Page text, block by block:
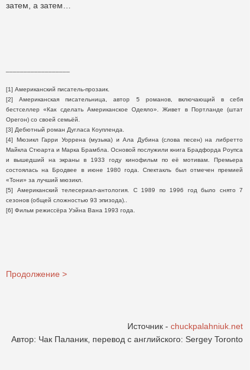
затем, а затем…
[1] Американский писатель-прозаик.
[2] Американская писательница, автор 5 романов, включающий в себя
бестселлер «Как сделать Американское Одеяло». Живет в Портланде (штат
Орегон) со своей семьёй.
[3] Дебютный роман Дугласа Коупленда.
[4] Мюзикл Гарри Уоррена (музыка) и Ала Дубина (слова песен) на либретто
Майкла Стюарта и Марка Брамбла. Основой послужили книга Брадфорда Роупса
и вышедший на экраны в 1933 году кинофильм по её мотивам. Премьера
состоялась на Бродвее в июне 1980 года. Спектакль был отмечен премией
«Тони» за лучший мюзикл.
[5] Американский телесериал-антология. С 1989 по 1996 год было снято 7
сезонов (общей сложностью 93 эпизода)..
[6] Фильм режиссёра Уэйна Вана 1993 года.
Продолжение >
Источник - chuckpalahniuk.net
Автор: Чак Паланик, перевод с английского: Sergey Toronto